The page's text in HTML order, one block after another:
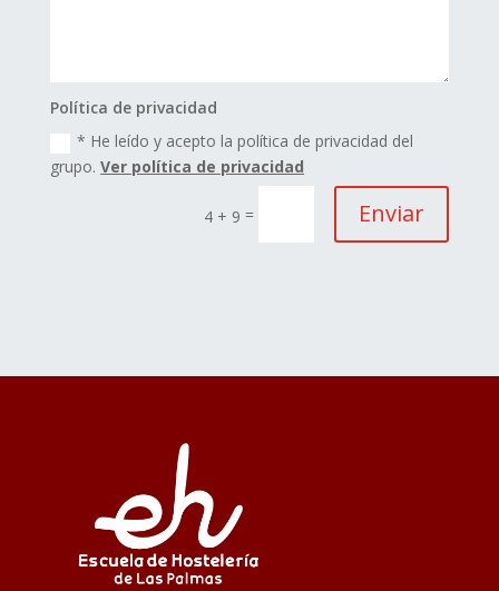
Política de privacidad
* He leído y acepto la política de privacidad del
grupo.Ver política de privacidad
4 + 9 = Enviar